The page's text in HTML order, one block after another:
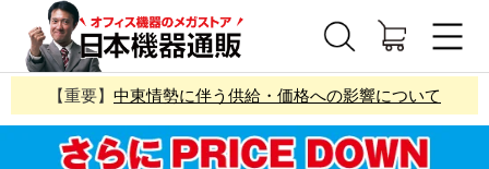
【重要】 中東情勢に伴う供給・価格への影響について